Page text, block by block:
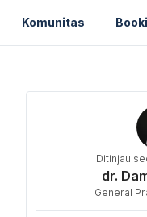
Komunitas
Ditinjau
dr.
General